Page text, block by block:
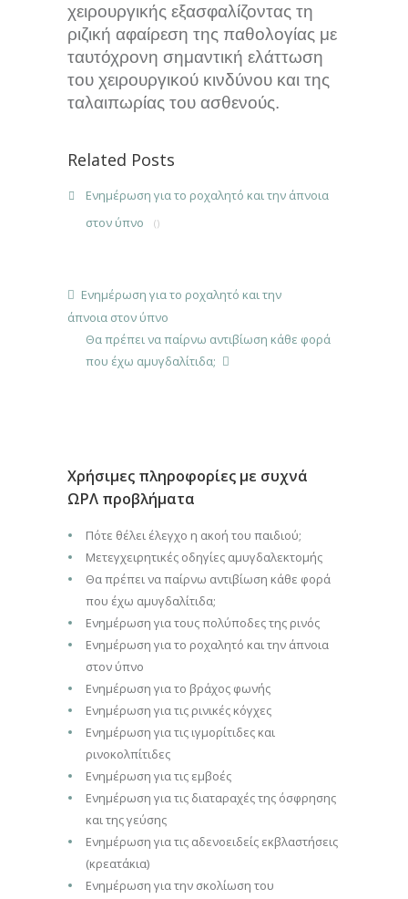
χειρουργικής εξασφαλίζοντας τη
ριζική αφαίρεση της παθολογίας με
ταυτόχρονη σημαντική ελάττωση
του χειρουργικού κινδύνου και της
ταλαιπωρίας του ασθενούς.
Related Posts
Ενημέρωση για το ροχαλητό και την άπνοια
στον ύπνο
()
Ενημέρωση για το ροχαλητό και την
άπνοια στον ύπνο
Θα πρέπει να παίρνω αντιβίωση κάθε φορά
που έχω αμυγδαλίτιδα;
Χρήσιμες πληροφορίες με συχνά
ΩΡΛ προβλήματα
Πότε θέλει έλεγχο η ακοή του παιδιού;
Μετεγχειρητικές οδηγίες αμυγδαλεκτομής
Θα πρέπει να παίρνω αντιβίωση κάθε φορά
που έχω αμυγδαλίτιδα;
Ενημέρωση για τους πολύποδες της ρινός
Ενημέρωση για το ροχαλητό και την άπνοια
στον ύπνο
Ενημέρωση για το βράχος φωνής
Ενημέρωση για τις ρινικές κόγχες
Ενημέρωση για τις ιγμορίτιδες και
ρινοκολπίτιδες
Ενημέρωση για τις εμβοές
Ενημέρωση για τις διαταραχές της όσφρησης
και της γεύσης
Ενημέρωση για τις αδενοειδείς εκβλαστήσεις
(κρεατάκια)
Ενημέρωση για την σκολίωση του